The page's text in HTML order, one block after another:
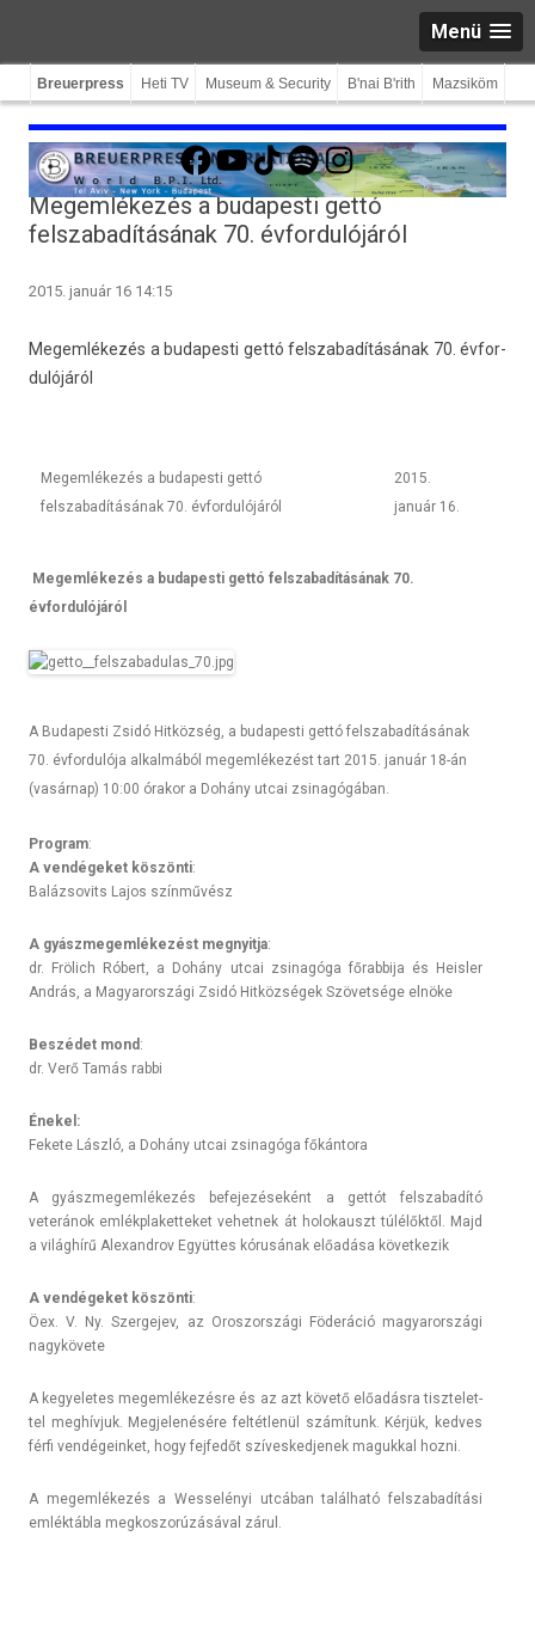
Menü
Breuerpress Heti TV Museum & Security B'nai B'rith Mazsiköm
Facebook
YouTube
TikTokSpotifyInstagram
Megemlékezés a budapesti gettó
felszabadításának 70. évfordulójáról
2015. január 16 14:15
Megem­lékezés a budapes­ti gettó felszabadításának 70. évfor­
dulójáról
Megemlékezés a budapesti gettó
felszabadításának 70. évfordulójáról
2015.
január 16.
Megemlékezés a budapesti gettó felszabadításának 70.
évfordulójáról
A Budapesti Zsidó Hitközség, a budapesti gettó felszabadításának
70. évfordulója alkalmából megemlékezést tart 2015. január 18-án
(vasárnap) 10:00 órakor a Dohány utcai zsinagógában.
Pro­gram:
A vendégeket köszönti:
Baláz­sovits Lajos színművész
A gyászmegem­lékezést meg­nyit­ja:
dr. Frölich Róbert, a Dohány utcai zsinagóga főrab­bija és Heisl­er
András, a Magyarországi Zsidó Hitközségek Szövetsége elnöke
Beszédet mond :
dr. Verő Tamás rabbi
Énekel:
Fekete László, a Dohány utcai zsinagóga főkántora
A gyászmegem­lékezés be­fejezéseként a gettót felszabadító
veteránok em­lékplaket­teket vehet­nek át holokauszt túlélőktől. Majd
a világhírű Al­exandrov Együttes kórusának előadása követ­kezik
A vendégeket köszönti:
Öex. V. Ny. Szer­gejev, az Oros­zországi Föderáció magyarországi
nagykövete
A kegyeletes megem­lékezés­re és az azt követő előadásra tisztelet­
tel meghívjuk. Meg­jelenésére feltétlenül számítunk. Kérjük, ked­ves
férfi ven­dégein­ket, hogy fej­fedőt szíves­kedjenek magukk­al hozni.
A megem­lékezés a Wes­selényi utcában található felszabadítási
emléktábla meg­koszorúzásáv­al zárul.